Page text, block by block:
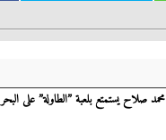
محمد صلاح يستمتع بلعبة ”الطاولة” على البحر